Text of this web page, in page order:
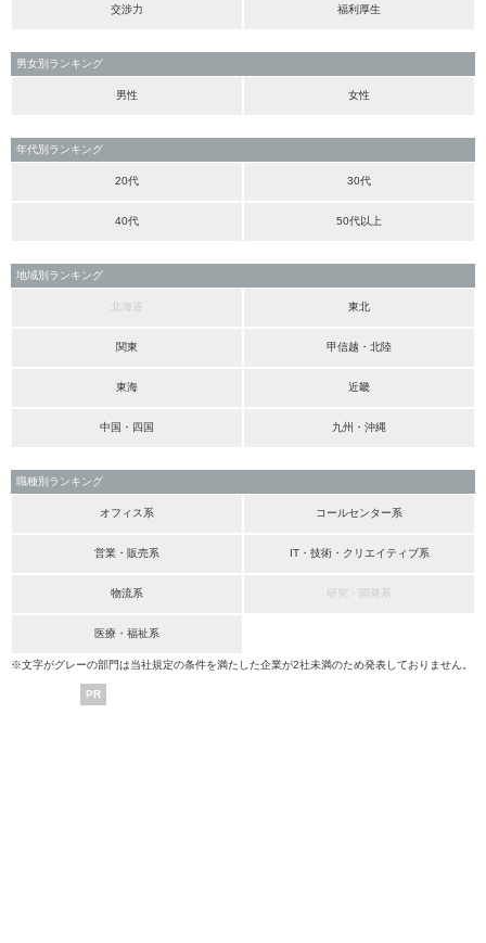
交渉力 福利厚生
男女別ランキング
男性 女性
年代別ランキング
20代 30代
40代 50代以上
地域別ランキング
北海道 東北
関東 甲信越・北陸
東海 近畿
中国・四国 九州・沖縄
職種別ランキング
オフィス系 コールセンター系
営業・販売系 IT・技術・クリエイティブ系
物流系 研究・開発系
医療・福祉系
※文字がグレーの部門は当社規定の条件を満たした企業が2社未満のため発表しておりません。
PR